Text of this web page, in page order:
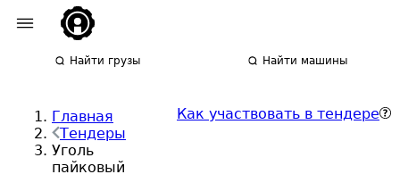
Найти грузы Найти машины
Главная
Тендеры
Уголь
пайковый
Как участвовать в тендере